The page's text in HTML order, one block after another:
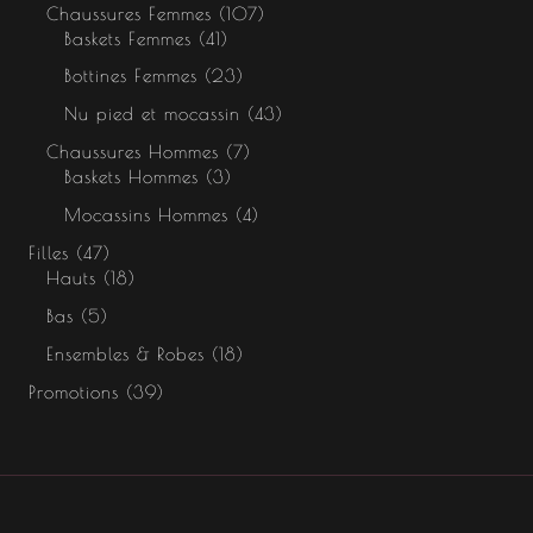
Chaussures Femmes
107
Baskets Femmes
41
Bottines Femmes
23
Nu pied et mocassin
43
Chaussures Hommes
7
Baskets Hommes
3
Mocassins Hommes
4
Filles
47
Hauts
18
Bas
5
Ensembles & Robes
18
Promotions
39